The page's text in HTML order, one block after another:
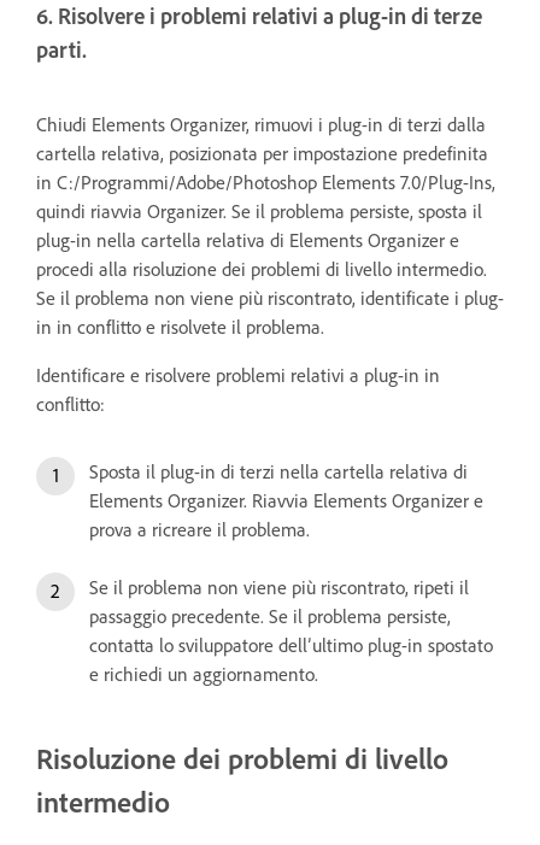
6. Risolvere i problemi relativi a plug-in di terze
parti.
Chiudi Elements Organizer, rimuovi i plug-in di terzi dalla
cartella relativa, posizionata per impostazione predefinita
in C:/Programmi/Adobe/Photoshop Elements 7.0/Plug-Ins,
quindi riavvia Organizer. Se il problema persiste, sposta il
plug-in nella cartella relativa di Elements Organizer e
procedi alla risoluzione dei problemi di livello intermedio.
Se il problema non viene più riscontrato, identificate i plug-
in in conflitto e risolvete il problema.
Identificare e risolvere problemi relativi a plug-in in
conflitto:
Sposta il plug-in di terzi nella cartella relativa di
Elements Organizer. Riavvia Elements Organizer e
prova a ricreare il problema.
Se il problema non viene più riscontrato, ripeti il
passaggio precedente. Se il problema persiste,
contatta lo sviluppatore dell’ultimo plug-in spostato
e richiedi un aggiornamento.
Risoluzione dei problemi di livello
intermedio